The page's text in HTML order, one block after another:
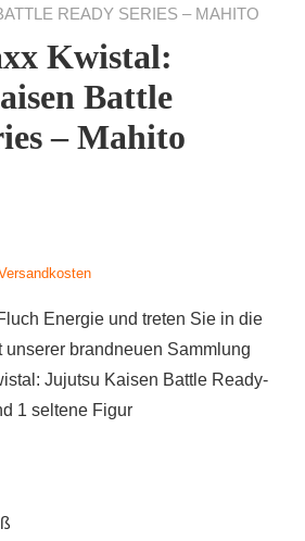
READY SERIES – MAHITO
Kwistal:
Battle
– Mahito
Energie und treten Sie in die
unserer brandneuen Sammlung
Jujutsu Kaisen Battle Ready-
1 seltene Figur